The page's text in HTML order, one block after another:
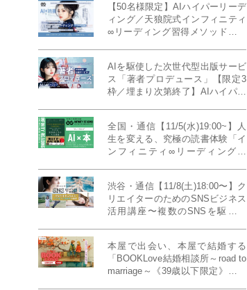
【50名様限定】AIハイパーリーデ
ィング／天狼院式インフィニティ
∞リーディング習得メソッド《４
AIを駆使した次世代型出版サービ
ス「著者プロデュース」【限定3
枠／埋まり次第終了】AIハイパー
全国・通信【11/5(水)19:00~】人
生を変える、究極の読書体験「イ
ンフィニティ∞リーディング／
MILLENNIUM THINKING アメリ
カ最高峰大学の人気講義』
渋谷・通信【11/8(土)18:00〜】ク
リエイターのためのSNSビジネス
活用講座〜複数のSNSを駆使し
成ラボPresents》
本屋で出会い、本屋で結婚する
「BOOKLove結婚相談所～road to
marriage～《39歳以下限定》」全